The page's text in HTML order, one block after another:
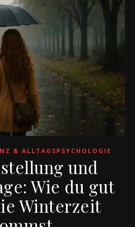
& ALLTAGSPSYCHOLOGIE
und
Wie du gut
Winterzeit